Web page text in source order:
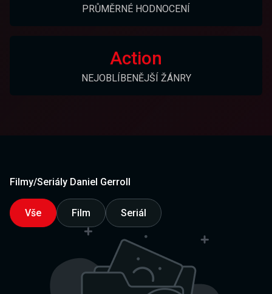
PRŮMĚRNÉ HODNOCENÍ
Action
NEJOBLÍBENĚJŠÍ ŽÁNRY
Filmy/Seriály Daniel Gerroll
Vše Film Seriál